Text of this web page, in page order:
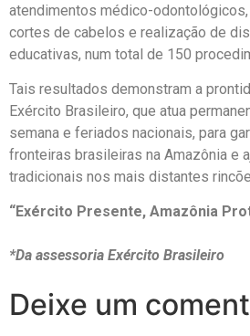
atendimentos médico-
cortes de cabelos e realização de
educativas, num total de 150
Tais resultados demonstram a
Exército Brasileiro, que atua
semana e feriados nacionais, para
fronteiras brasileiras na Amazônia e
tradicionais nos mais distantes
“Exército Presente, Amazônia
*Da assessoria Exército Brasileiro
Deixe um